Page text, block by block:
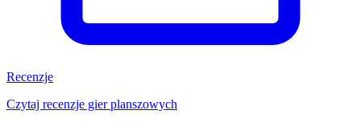
Recenzje
Czytaj recenzje gier planszowych